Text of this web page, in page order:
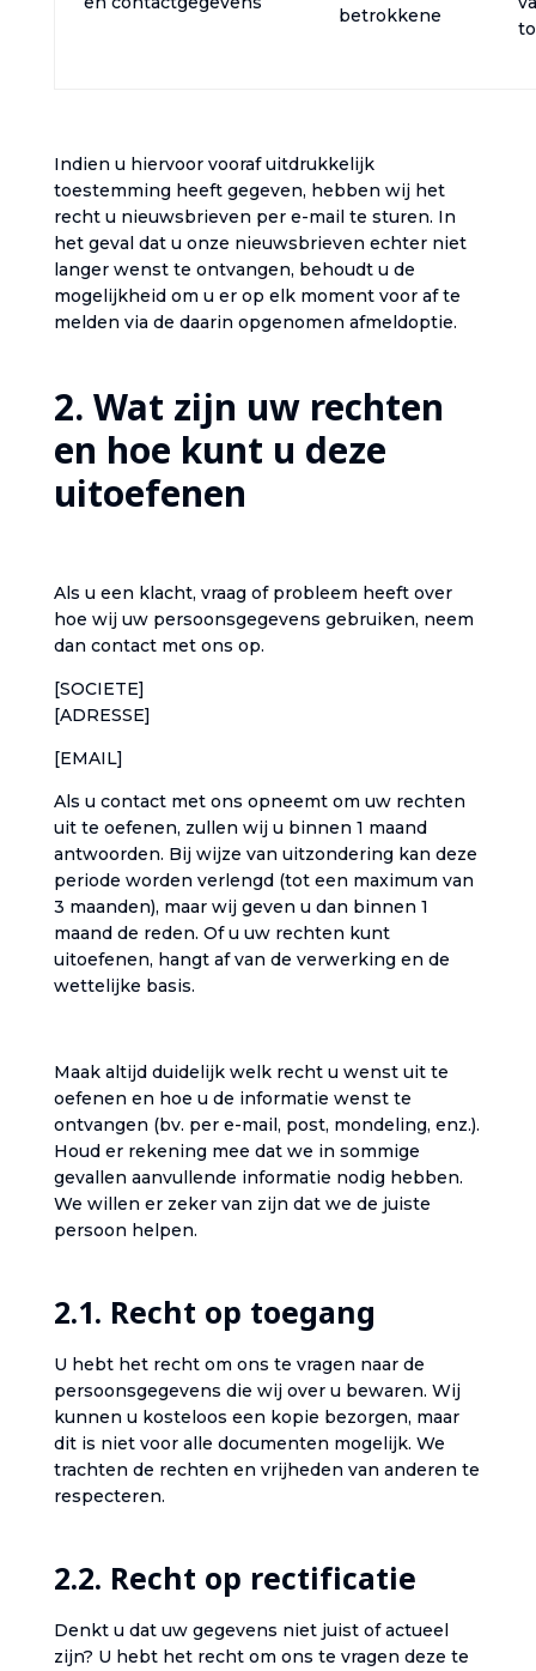
betrokkene‎
‎Indien u hiervoor vooraf uitdrukkelijk
toestemming heeft gegeven, hebben wij het
recht u nieuwsbrieven per e-mail te sturen. In
het geval dat u onze nieuwsbrieven echter niet
langer wenst te ontvangen, behoudt u de
mogelijkheid om u er op elk moment voor af te
melden via de daarin opgenomen afmeldoptie.‎
‎2. Wat zijn uw rechten
en hoe kunt u deze
uitoefenen‎
‎Als u een klacht, vraag of probleem heeft over
hoe wij uw persoonsgegevens gebruiken, neem
dan contact met ons op.‎
[SOCIETE]
[ADRESSE]
[EMAIL]
‎Als u contact met ons opneemt om uw rechten
uit te oefenen, zullen wij u binnen 1 maand
antwoorden. Bij wijze van uitzondering kan deze
periode worden verlengd (tot een maximum van
3 maanden), maar wij geven u dan binnen 1
maand de reden. Of u uw rechten kunt
uitoefenen, hangt af van de verwerking en de
wettelijke basis.‎
‎Maak altijd duidelijk welk recht u wenst uit te
oefenen en hoe u de informatie wenst te
ontvangen (bv. per e-mail, post, mondeling, enz.).
Houd er rekening mee dat we in sommige
gevallen aanvullende informatie nodig hebben.
We willen er zeker van zijn dat we de juiste
persoon helpen.‎
‎2.1. Recht op toegang‎
‎U hebt het recht om ons te vragen naar de
persoonsgegevens die wij over u bewaren. Wij
kunnen u kosteloos een kopie bezorgen, maar
dit is niet voor alle documenten mogelijk. We
trachten de rechten en vrijheden van anderen te
respecteren.‎
‎2.2. Recht op rectificatie‎
‎Denkt u dat uw gegevens niet juist of actueel
zijn? U hebt het recht om ons te vragen deze te